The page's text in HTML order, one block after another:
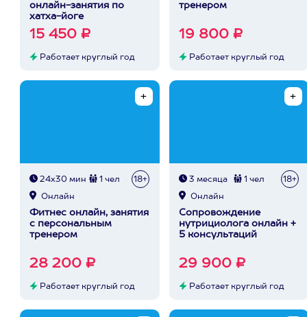
онлайн-занятия по
хатха-йоге
15 450 ₽
Работает круглый год
тренером
19 800 ₽
Работает круглый год
24х30 мин 1 чел 18+
Онлайн
Фитнес онлайн, занятия
с персональным
тренером
28 200 ₽
Работает круглый год
3 месяца 1 чел 18+
Онлайн
Сопровождение
нутрициолога онлайн +
5 консультаций
29 900 ₽
Работает круглый год